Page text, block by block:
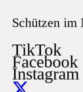
Schützen im
TikTok
Facebook
Instagram